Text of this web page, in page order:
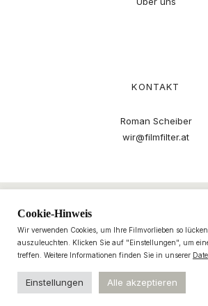
KONTAKT
Roman Scheiber
wir@filmfilter.at
Cookie-Hinweis
Wir verwenden Cookies, um Ihre Filmvorlieben so
auszuleuchten. Klicken Sie auf "Einstellungen", um
treffen. Weitere Informationen finden Sie in unserer
Einstellungen Alle akzeptieren